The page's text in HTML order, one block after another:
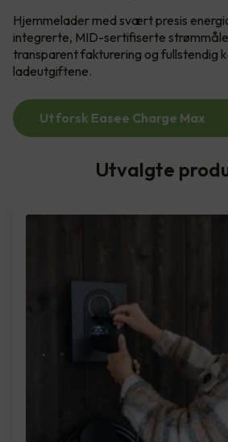
Hjemmelader med svært presis
integrerte, MID-sertifiserte
transparent fakturering og fullstendig
ladeutgiftene.
Utforsk Easee Charge Max
Utvalgte